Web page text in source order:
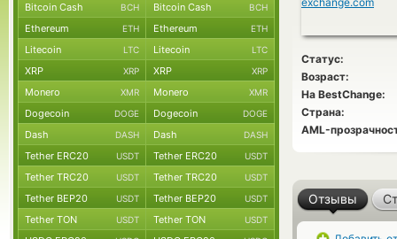
Статус:
Возраст:
На BestChange:
Страна:
AML-
Отзывы
Bitcoin Cash BCH Bitcoin Cash BCH
Ethereum ETH Ethereum ETH
Litecoin LTC Litecoin LTC
XRP XRP XRP XRP
Monero XMR Monero XMR
Dogecoin DOGE Dogecoin DOGE
Dash DASH Dash DASH
Tether ERC20 USDT Tether ERC20 USDT
Tether TRC20 USDT Tether TRC20 USDT
Tether BEP20 USDT Tether BEP20 USDT
Tether TON USDT Tether TON USDT